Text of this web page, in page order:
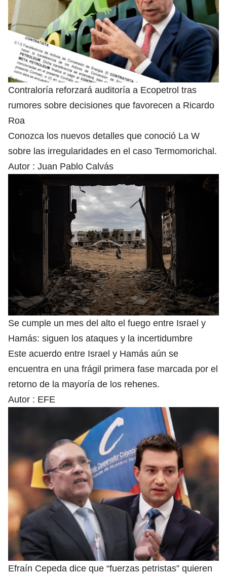
Contraloría reforzará auditoría a Ecopetrol tras
rumores sobre decisiones que favorecen a Ricardo
Roa
Conozca los nuevos detalles que conoció La W
sobre las irregularidades en el caso Termomorichal.
Autor : Juan Pablo Calvás
Se cumple un mes del alto el fuego entre Israel y
Hamás: siguen los ataques y la incertidumbre
Este acuerdo entre Israel y Hamás aún se
encuentra en una frágil primera fase marcada por el
retorno de la mayoría de los rehenes.
Autor : EFE
Efraín Cepeda dice que “fuerzas petristas” quieren